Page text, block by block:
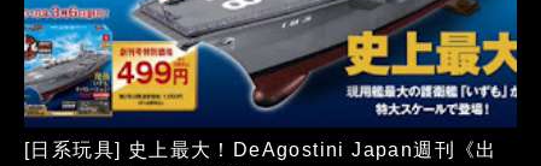
[日系玩具] 史上最大！DeAgostini Japan週刊《出